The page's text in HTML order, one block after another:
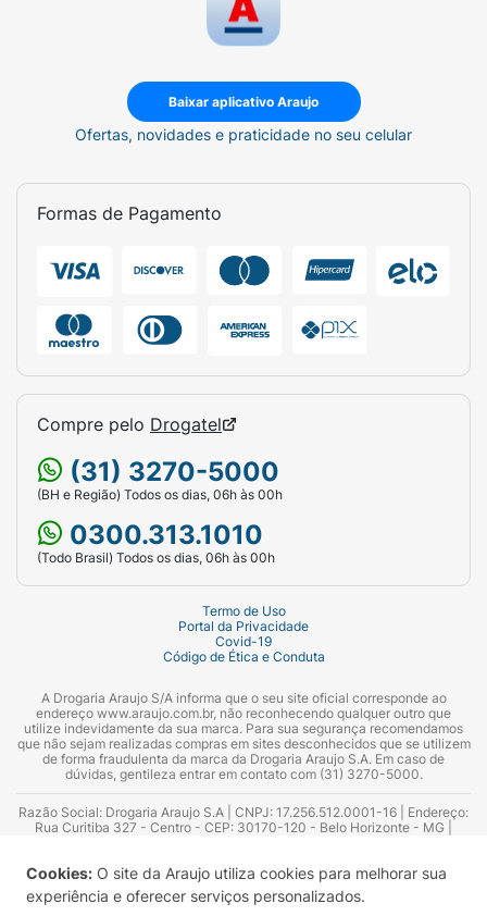
Cookies: O site da Araujo utiliza cookies para melhorar sua
experiência e oferecer serviços personalizados.
Baixar aplicativo Araujo
Ofertas, novidades e praticidade no seu celular
Formas de Pagamento
Compre pelo Drogatel
(31) 3270-5000
(BH e Região) Todos os dias, 06h às 00h
0300.313.1010
(Todo Brasil) Todos os dias, 06h às 00h
Termo de Uso
Portal da Privacidade
Covid-19
Código de Ética e Conduta
A Drogaria Araujo S/A informa que o seu site oficial corresponde ao
endereço www.araujo.com.br, não reconhecendo qualquer outro que
utilize indevidamente da sua marca. Para sua segurança recomendamos
que não sejam realizadas compras em sites desconhecidos que se utilizem
de forma fraudulenta da marca da Drogaria Araujo S.A. Em caso de
dúvidas, gentileza entrar em contato com (31) 3270-5000.
Razão Social: Drogaria Araujo S.A | CNPJ: 17.256.512.0001-16 | Endereço:
Rua Curitiba 327 - Centro - CEP: 30170-120 - Belo Horizonte - MG |
Azevedo Guimarães – CRF 10.965 | Yasmin Silva Alvarenga – CRF 52.584 -
Consultor substituto: Thiago Aguiar Pinheiro - CRF Nº 13.748. Alvará
Sanitário: 2025020713 | Autorização de Funcionamento da Empresa (AFE):